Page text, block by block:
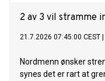
2 av 3 vil stramme
21.7.2026 07:45:00 CEST
Nordmenn ønsker
synes det er rart at